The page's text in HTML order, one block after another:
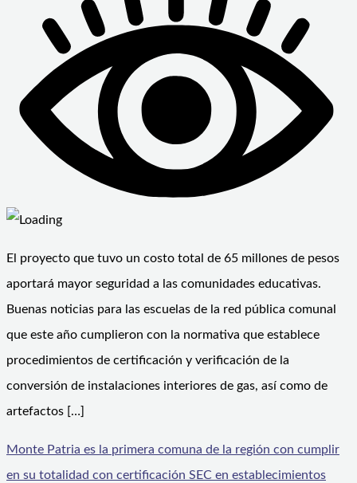
El proyecto que tuvo un costo total de 65 millones de pesos
aportará mayor seguridad a las comunidades educativas.
Buenas noticias para las escuelas de la red pública comunal
que este año cumplieron con la normativa que establece
procedimientos de certificación y verificación de la
conversión de instalaciones interiores de gas, así como de
artefactos […]
Monte Patria es la primera comuna de la región con cumplir
en su totalidad con certificación SEC en establecimientos